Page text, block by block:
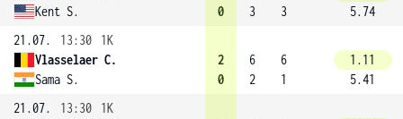
Kent S.
0
3
3
5.74
21.07.
13:30
1K
Vlasselaer C.
Sama S.
2
0
6
2
6
1
1.11
5.41
21.07.
13:30
1K